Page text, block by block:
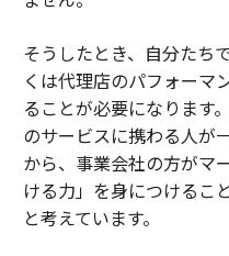
そうしたとき、自分たち
くは代理店のパフォーマ
ることが必要になります
のサービスに携わる人が
から、事業会社の方がマ
ける力」を身につけるこ
と考えています。